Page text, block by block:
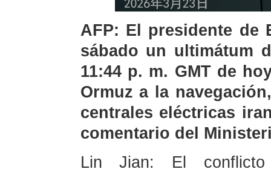
AFP: El presidente de
sábado un ultimátum
11:44 p. m. GMT de
Ormuz a la
centrales eléctricas
comentario del
Lin Jian: El